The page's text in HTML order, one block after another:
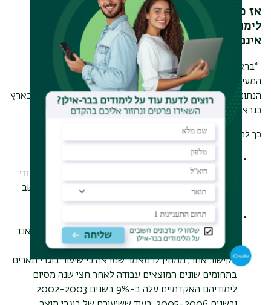
אז כדי לעזור לכם קצת לענות על שאלות בנושא
לימודי פילוסופיה, דגמנו עבורכם כמה מקורות
אינפורמטיביים:
*בראש ובראשונה דף הקישורים העשיר הזה, ,למבחר כתבות
המעידות על היתרונות הפרקטיים הרבים של לימודי פילוסופיה.
הנתונים הסטטיסטיים מתייחסים למצב בארה״ב, אולם המצב בארץ
כנראה לא מאד שונה, אם כי לא מצאנו נתונים מדויקים.
כך למשל, תמצאו ברשימת הקישורים:
כתבה מרתקת על איש העסקים והיזם היהודי האמריקני
מארק קיובן שמצוטט כבר בראש הכתבה כטוען ש: "לימודי
פילוסופיה עתידים להיות שווים יותר מלימודי מדעי המחשב
בעתיד הקרוב".
בקישור אחר תוכלו לשמוע הרצאה נהדרת על הערך של
לימודי פילוסופיה מאת הפילוסוף, הסופר והלוגיקן, ברטראנד
ראסל.
בקישור אחר, ממתין לו מאמר שמראה כי שיעור בוגרי תארים
בתחומים שונים המוצאים עבודה לאחר חצי שנה מסיום
לימודיהם האקדמיים עלה ב-9% בשנים 2002-2003